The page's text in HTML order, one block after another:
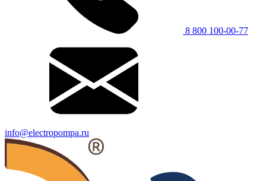
8 800 100-00-77
info@electropompa.ru